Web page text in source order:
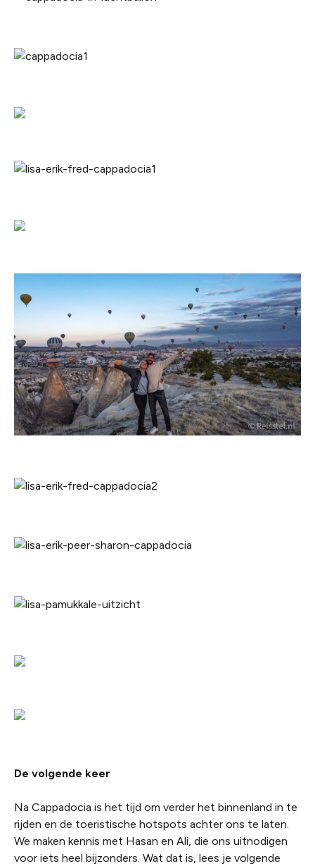
De volgende keer
Na Cappadocia is het tijd om verder het binnenland in te
rijden en de toeristische hotspots achter ons te laten.
We maken kennis met Hasan en Ali, die ons uitnodigen
voor iets heel bijzonders. Wat dat is, lees je volgende